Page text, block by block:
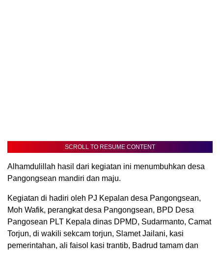
SCROLL TO RESUME CONTENT
Alhamdulillah hasil dari kegiatan ini menumbuhkan desa
Pangongsean mandiri dan maju.
Kegiatan di hadiri oleh PJ Kepalan desa Pangongsean,
Moh Wafik, perangkat desa Pangongsean, BPD Desa
Pangosean PLT Kepala dinas DPMD, Sudarmanto, Camat
Torjun, di wakili sekcam torjun, Slamet Jailani, kasi
pemerintahan, ali faisol kasi trantib, Badrud tamam dan